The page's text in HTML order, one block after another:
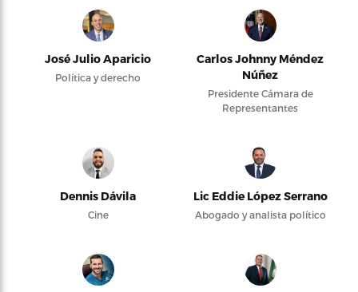
José Julio Aparicio
Política y derecho
Carlos Johnny Méndez
Núñez
Presidente Cámara de
Representantes
Dennis Dávila
Cine
Lic Eddie López Serrano
Abogado y analista político